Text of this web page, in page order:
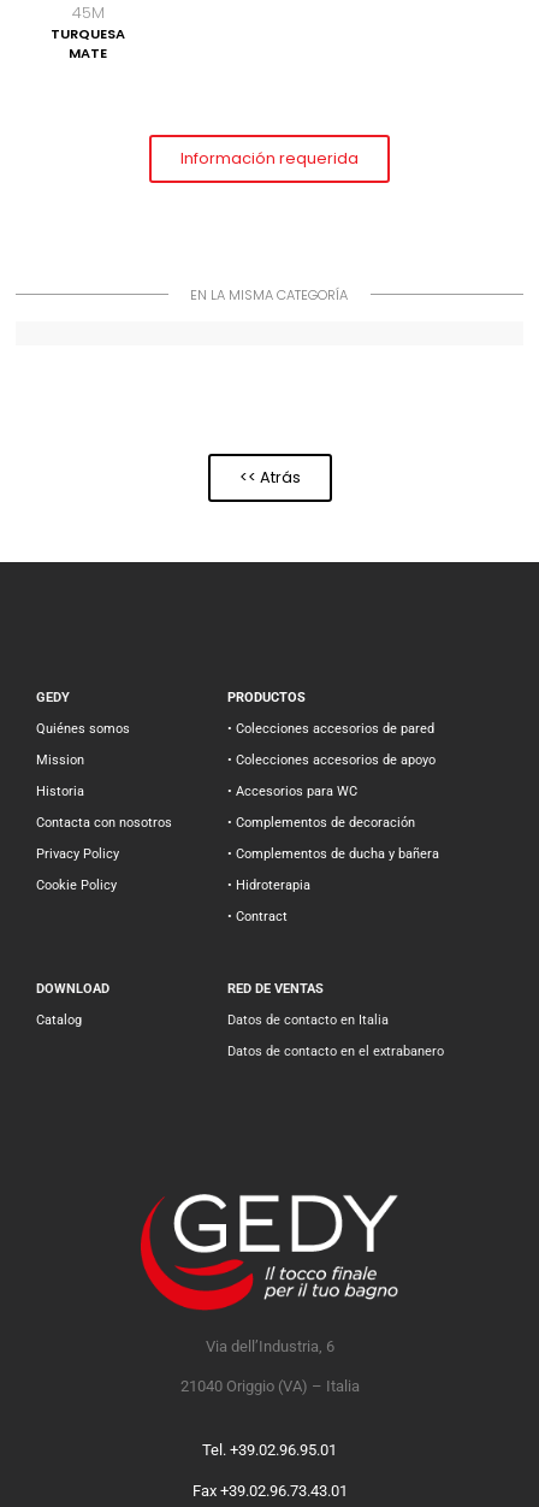
45M
TURQUESA
MATE
Información requerida
EN LA MISMA CATEGORÍA
<< Atrás
GEDY
Quiénes somos
Mission
Historia
Contacta con nosotros
Privacy Policy
Cookie Policy
PRODUCTOS
• Colecciones accesorios de pared
• Colecciones accesorios de apoyo
• Accesorios para WC
• Complementos de decoración
• Complementos de ducha y bañera
• Hidroterapia
• Contract
DOWNLOAD
Catalog
RED DE VENTAS
Datos de contacto en Italia
Datos de contacto en el extrabanero
Via dell’Industria, 6
21040 Origgio (VA) – Italia
Tel. +39.02.96.95.01
Fax +39.02.96.73.43.01